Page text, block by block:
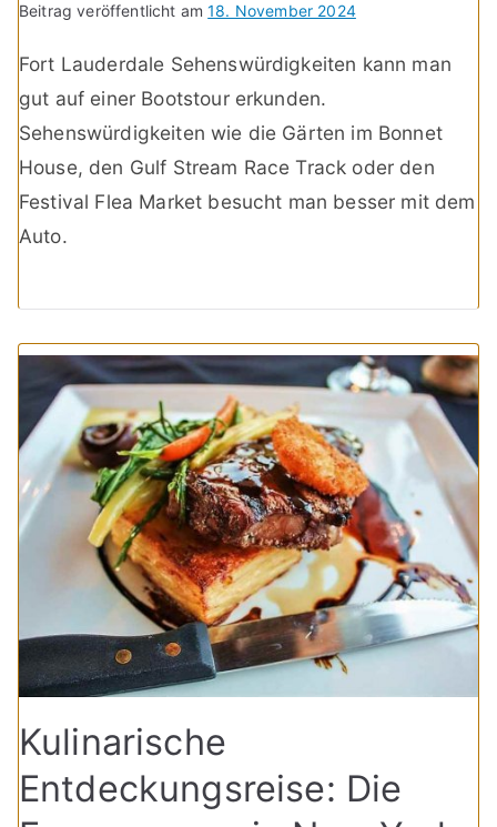
Beitrag veröffentlicht am18. November 2024
Fort Lauderdale Sehenswürdigkeiten kann man
gut auf einer Bootstour erkunden.
Sehenswürdigkeiten wie die Gärten im Bonnet
House, den Gulf Stream Race Track oder den
Festival Flea Market besucht man besser mit dem
Auto.
Kulinarische
Entdeckungsreise: Die